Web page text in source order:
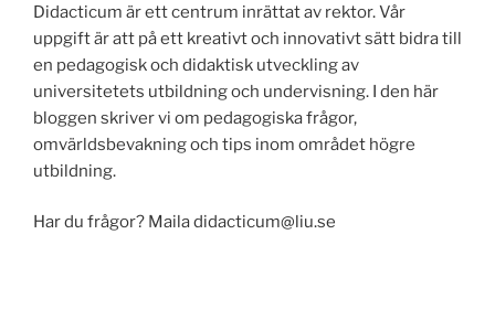
Didacticum är ett centrum inrättat av rektor. Vår
uppgift är att på ett kreativt och innovativt sätt bidra till
en pedagogisk och didaktisk utveckling av
universitetets utbildning och undervisning. I den här
bloggen skriver vi om pedagogiska frågor,
omvärldsbevakning och tips inom området högre
utbildning.
Har du frågor? Maila didacticum@liu.se